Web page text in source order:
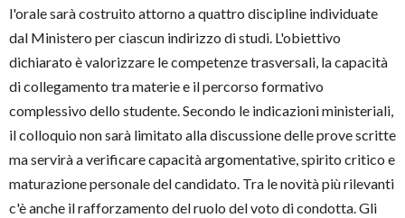
l'orale sarà costruito attorno a quattro discipline individuate
dal Ministero per ciascun indirizzo di studi. L'obiettivo
dichiarato è valorizzare le competenze trasversali, la capacità
di collegamento tra materie e il percorso formativo
complessivo dello studente. Secondo le indicazioni ministeriali,
il colloquio non sarà limitato alla discussione delle prove scritte
ma servirà a verificare capacità argomentative, spirito critico e
maturazione personale del candidato. Tra le novità più rilevanti
c'è anche il rafforzamento del ruolo del voto di condotta. Gli